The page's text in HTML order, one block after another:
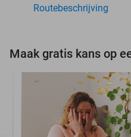
Routebeschrijving